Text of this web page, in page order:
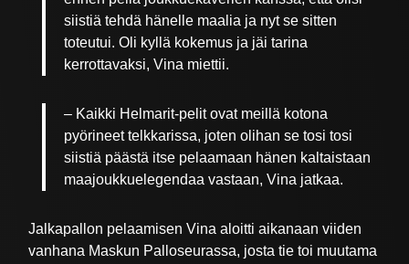
siistiä tehdä hänelle maalia ja nyt se sitten
toteutui. Oli kyllä kokemus ja jäi tarina
kerrottavaksi, Vina miettii.
– Kaikki Helmarit-pelit ovat meillä kotona
pyörineet telkkarissa, joten olihan se tosi tosi
siistiä päästä itse pelaamaan hänen kaltaistaan
maajoukkuelegendaa vastaan, Vina jatkaa.
Jalkapallon pelaamisen Vina aloitti aikanaan viiden
vanhana Maskun Palloseurassa, josta tie toi muutama